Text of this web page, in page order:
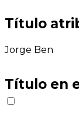
Título
Jorge Ben
Título en